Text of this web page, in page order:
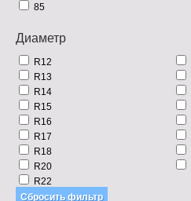
85
Диаметр
R12
R13
R14
R15
R16
R17
R18
R20
R22